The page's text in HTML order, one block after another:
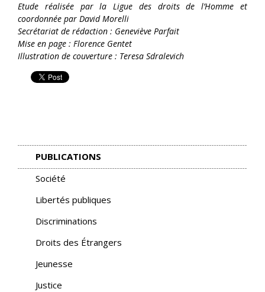
Etude réalisée par la Ligue des droits de l’Homme et
coordonnée par David Morelli
Secrétariat de rédaction : Geneviève Parfait
Mise en page : Florence Gentet
Illustration de couverture : Teresa Sdralevich
PUBLICATIONS
Société
Libertés publiques
Discriminations
Droits des Étrangers
Jeunesse
Justice